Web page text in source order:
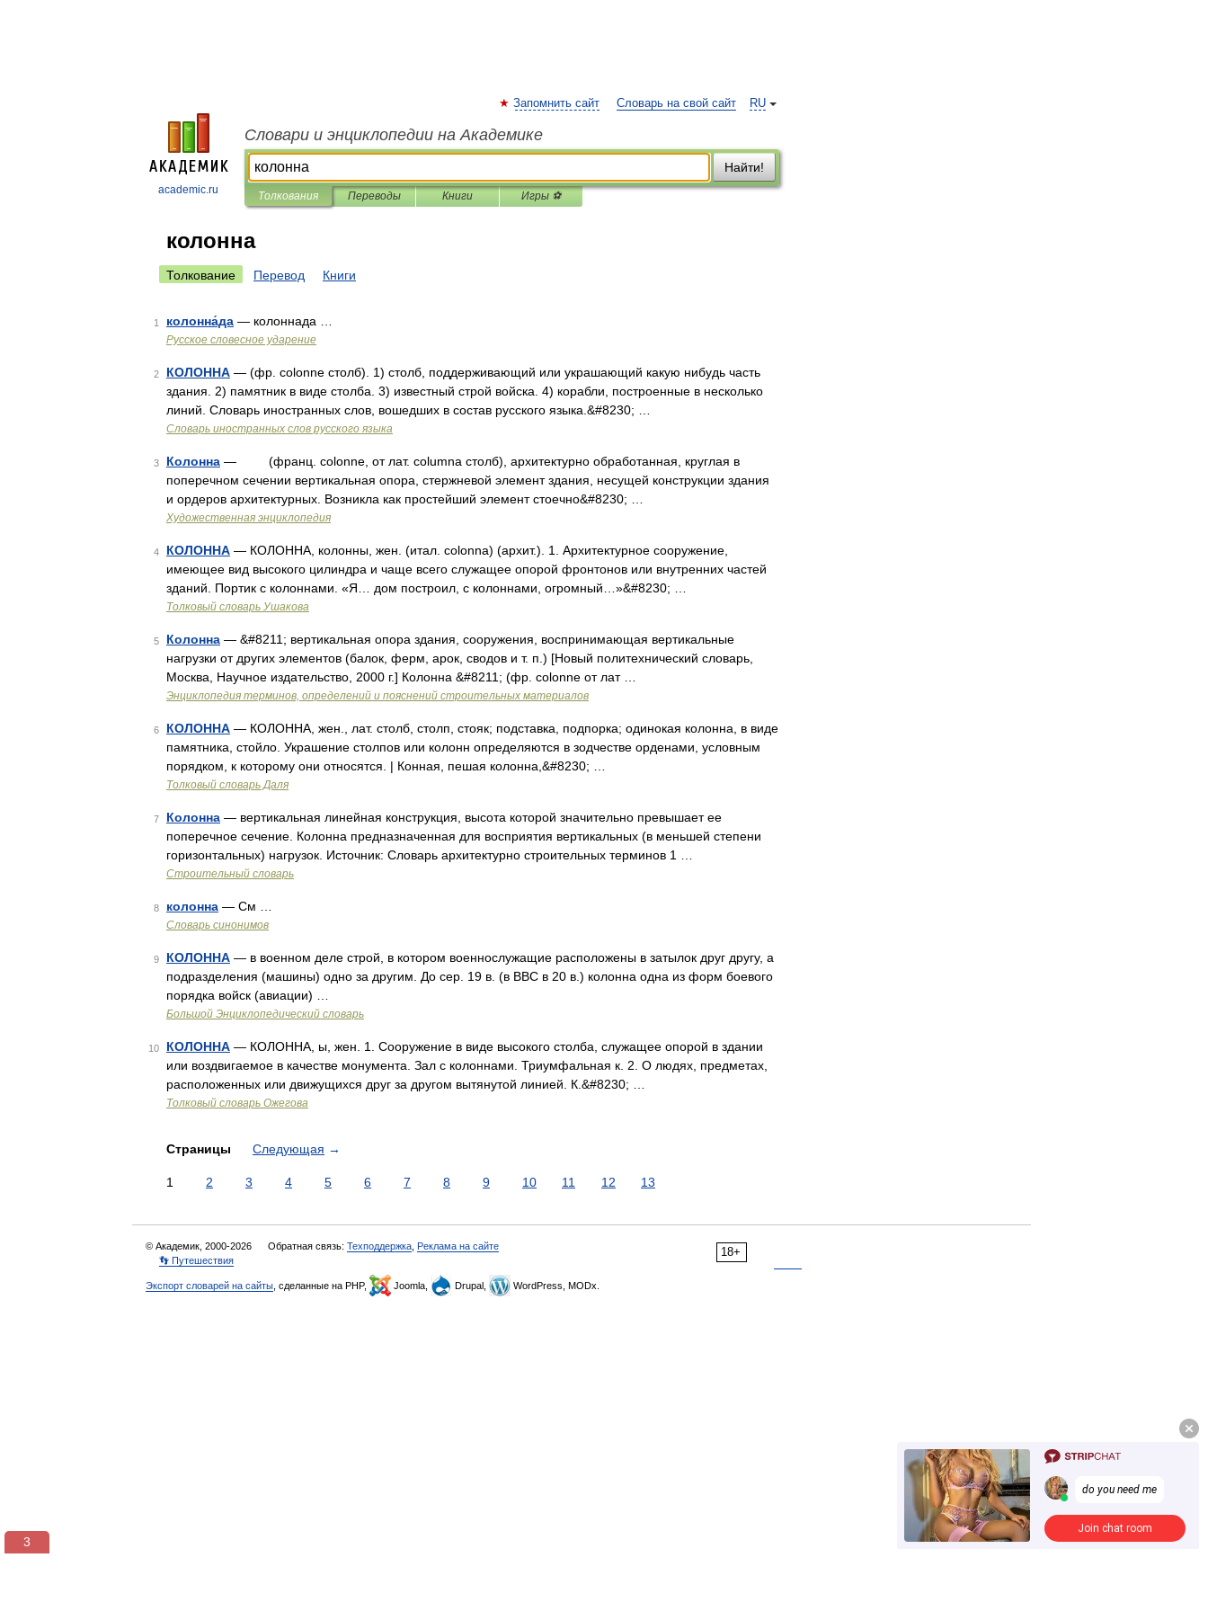
academic.ru
RU
Запомнить сайт Словарь на свой сайт
Словари и энциклопедии на Академике
Найти!
Толкования Переводы Книги Игры ⚽
колонна
Толкование Перевод Книги
1 колонна́да — колоннада …
Русское словесное ударение
2 КОЛОННА — (фр. colonne столб). 1) столб, поддерживающий или украшающий какую нибудь часть
здания. 2) памятник в виде столба. 3) известный строй войска. 4) корабли, построенные в несколько
линий. Словарь иностранных слов, вошедших в состав русского языка.&#8230; …
Словарь иностранных слов русского языка
3 Колонна — (франц. colonne, от лат. columna столб), архитектурно обработанная, круглая в
поперечном сечении вертикальная опора, стержневой элемент здания, несущей конструкции здания
и ордеров архитектурных. Возникла как простейший элемент стоечно&#8230; …
Художественная энциклопедия
4 КОЛОННА — КОЛОННА, колонны, жен. (итал. colonna) (архит.). 1. Архитектурное сооружение,
имеющее вид высокого цилиндра и чаще всего служащее опорой фронтонов или внутренних частей
зданий. Портик с колоннами. «Я… дом построил, с колоннами, огромный…»&#8230; …
Толковый словарь Ушакова
5 Колонна — &#8211; вертикальная опора здания, сооружения, воспринимающая вертикальные
нагрузки от других элементов (балок, ферм, арок, сводов и т. п.) [Новый политехнический словарь,
Москва, Научное издательство, 2000 г.] Колонна &#8211; (фр. colonne от лат …
Энциклопедия терминов, определений и пояснений строительных материалов
6 КОЛОННА — КОЛОННА, жен., лат. столб, столп, стояк; подставка, подпорка; одинокая колонна, в виде
памятника, стойло. Украшение столпов или колонн определяются в зодчестве орденами, условным
порядком, к которому они относятся. | Конная, пешая колонна,&#8230; …
Толковый словарь Даля
7 Колонна — вертикальная линейная конструкция, высота которой значительно превышает ее
поперечное сечение. Колонна предназначенная для восприятия вертикальных (в меньшей степени
горизонтальных) нагрузок. Источник: Словарь архитектурно строительных терминов 1 …
Строительный словарь
8 колонна — См …
Словарь синонимов
9 КОЛОННА — в военном деле строй, в котором военнослужащие расположены в затылок друг другу, а
подразделения (машины) одно за другим. До сер. 19 в. (в ВВС в 20 в.) колонна одна из форм боевого
порядка войск (авиации) …
Большой Энциклопедический словарь
10 КОЛОННА — КОЛОННА, ы, жен. 1. Сооружение в виде высокого столба, служащее опорой в здании
или воздвигаемое в качестве монумента. Зал с колоннами. Триумфальная к. 2. О людях, предметах,
расположенных или движущихся друг за другом вытянутой линией. К.&#8230; …
Толковый словарь Ожегова
Страницы Следующая →
1 2 3 4 5 6 7 8 9 10 11 12 13
18+
© Академик, 2000-2026 Обратная связь: Техподдержка Реклама на сайте
👣 Путешествия
Экспорт словарей на сайты , сделанные на PHP, Joomla, Drupal, WordPress, MODx.
3